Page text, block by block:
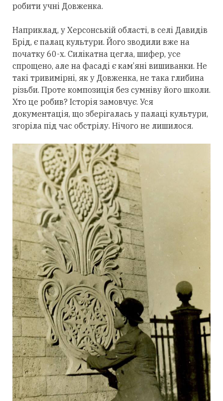
робити учні Довженка.
Наприклад, у Херсонській області, в селі Давидів
Брід, є палац культури. Його зводили вже на
початку 60-х. Силікатна цегла, шифер, усе
спрощено, але на фасаді є кам’яні вишиванки. Не
такі тривимірні, як у Довженка, не така глибина
різьби. Проте композиція без сумніву його школи.
Хто це робив? Історія замовчує. Уся
документація, що зберігалась у палаці культури,
згоріла під час обстрілу. Нічого не лишилося.